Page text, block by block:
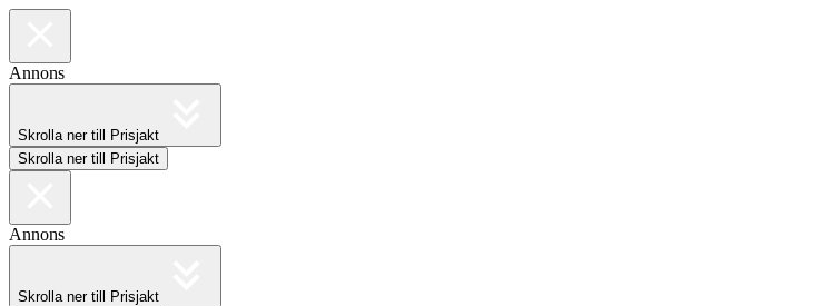
Annons
Skrolla ner till Prisjakt
Skrolla ner till Prisjakt
Annons
Skrolla ner till Prisjakt